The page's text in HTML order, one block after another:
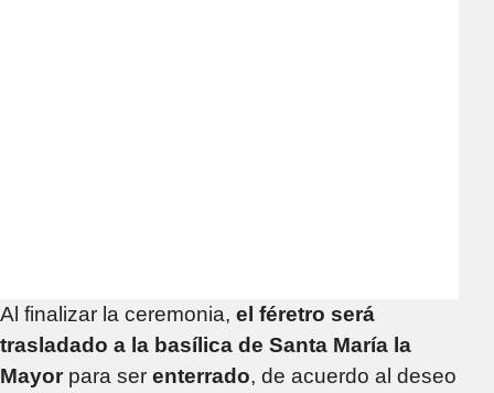
Al finalizar la ceremonia, el féretro será
trasladado a la basílica de Santa María la
Mayorpara ser enterrado, de acuerdo al deseo